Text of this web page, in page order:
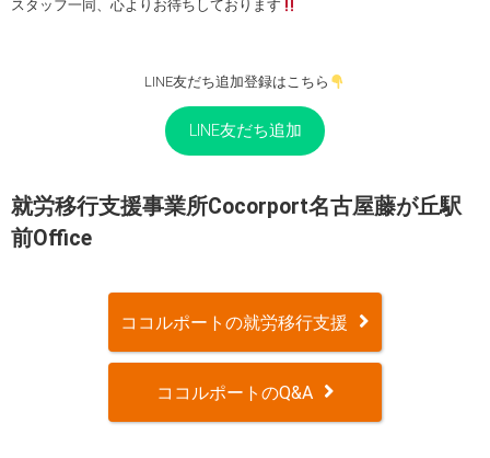
スタッフ一同、心よりお待ちしております
LINE友だち追加登録はこちら
LINE友だち追加
就労移行支援事業所Cocorport名古屋藤が丘駅
前Office
ココルポートの就労移行支援
ココルポートのQ&A